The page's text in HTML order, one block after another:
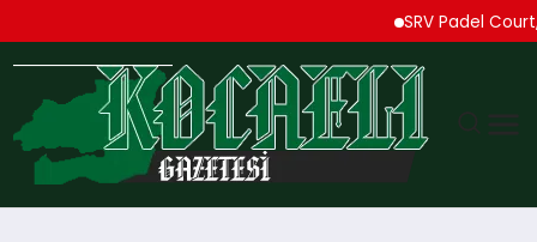
SRV Padel Court,